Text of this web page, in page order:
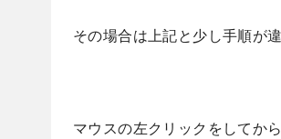
その場合は上記と少し手順が
マウスの左クリックをしてか